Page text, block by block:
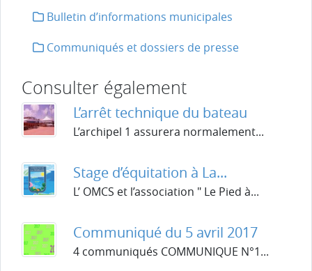
Bulletin d’informations municipales
Communiqués et dossiers de presse
Consulter également
L’arrêt technique du bateau
L’archipel 1 assurera normalement...
Stage d’équitation à La...
L’ OMCS et l’association " Le Pied à...
Communiqué du 5 avril 2017
4 communiqués COMMUNIQUE N°1...